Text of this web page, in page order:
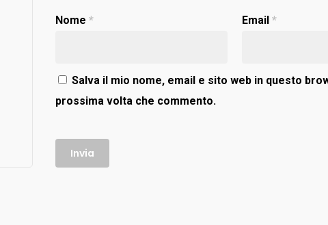
Nome* Email *
Salva il mio nome, email e sito web in questo
prossima volta che commento.